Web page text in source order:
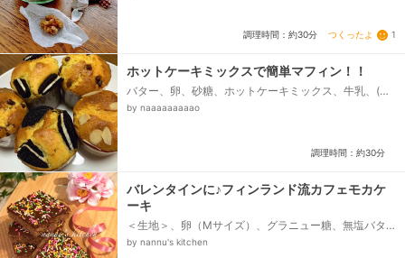
調理時間：約30分 つくったよ 1
ホットケーキミックスで簡単マフィン！！
バター、卵、砂糖、ホットケーキミックス、牛乳、(チ
ョコチップ)、(オレオ)
by naaaaaaaaao
調理時間：約30分
バレンタインに♪フィンランド流カフェモカケ
ーキ
＜生地＞、卵（Mサイズ）、グラニュー糖、無塩バタ
ー、牛乳、薄力粉、ココアパウダー、ベーキングパウ
by nannu's kitchen